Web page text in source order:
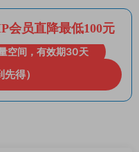
会员直降最低100元
空间，有效期30天
得）